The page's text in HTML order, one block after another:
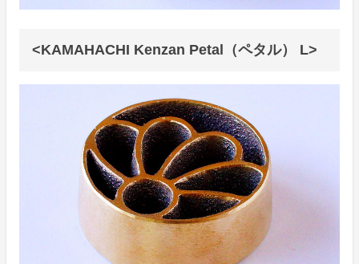
<KAMAHACHI Kenzan Petal（ペタル） L>